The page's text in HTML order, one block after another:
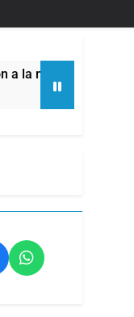
contra la